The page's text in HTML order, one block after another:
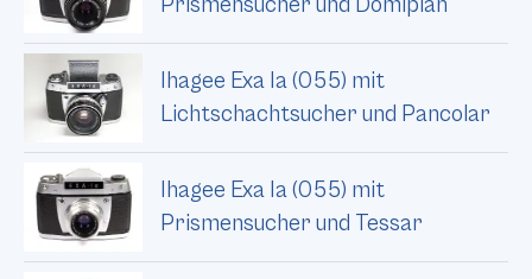
Ihagee Exa Ia (055) mit
Lichtschachtsucher und Pancolar
Ihagee Exa Ia (055) mit
Prismensucher und Tessar